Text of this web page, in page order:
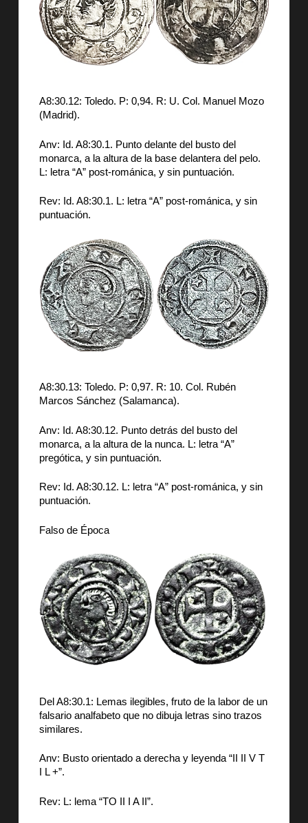
A8:30.12: Toledo. P: 0,94. R: U. Col. Manuel Mozo
(Madrid).
Anv: Id. A8:30.1. Punto delante del busto del
monarca, a la altura de la base delantera del pelo.
L: letra “A” post-románica, y sin puntuación.
Rev: Id. A8:30.1. L: letra “A” post-románica, y sin
puntuación.
A8:30.13: Toledo. P: 0,97. R: 10. Col. Rubén
Marcos Sánchez (Salamanca).
Anv: Id. A8:30.12. Punto detrás del busto del
monarca, a la altura de la nunca. L: letra “A”
pregótica, y sin puntuación.
Rev: Id. A8:30.12. L: letra “A” post-románica, y sin
puntuación.
Falso de Época
Del A8:30.1: Lemas ilegibles, fruto de la labor de un
falsario analfabeto que no dibuja letras sino trazos
similares.
Anv: Busto orientado a derecha y leyenda “II II V T
I L +”.
Rev: L: lema “TO II I A II”.